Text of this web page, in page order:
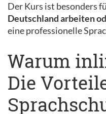
Der Kurs ist besonders
Deutschland arbeiten
eine professionelle
Warum
Die